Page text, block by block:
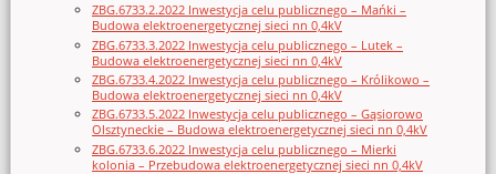
ZBG.6733.2.2022 Inwestycja celu publicznego – Mańki –
Budowa elektroenergetycznej sieci nn 0,4kV
ZBG.6733.3.2022 Inwestycja celu publicznego – Lutek –
Budowa elektroenergetycznej sieci nn 0,4kV
ZBG.6733.4.2022 Inwestycja celu publicznego – Królikowo –
Budowa elektroenergetycznej sieci nn 0,4kV
ZBG.6733.5.2022 Inwestycja celu publicznego – Gąsiorowo
Olsztyneckie – Budowa elektroenergetycznej sieci nn 0,4kV
ZBG.6733.6.2022 Inwestycja celu publicznego – Mierki
kolonia – Przebudowa elektroenergetycznej sieci nn 0,4kV